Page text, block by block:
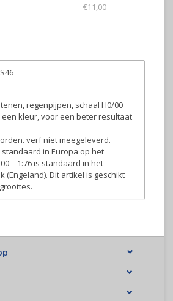
€11,00
regenpijpen, schaal H0/00
kleur, voor een beter resultaat
verf niet meegeleverd.
standaard in Europa op het
= 1:76 is standaard in het
(Engeland). Dit artikel is geschikt